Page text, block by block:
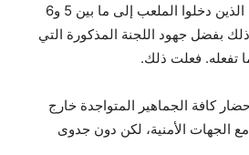
الفور. ووصل عدد الأحباب الذين دخلوا الملعب إلى ما بين 5 و6
بفضل جهود اللجنة المذكورة التي
تفعله. فعلت ذلك.
كافة الجماهير المتواجدة خارج
الجهات الأمنية، لكن دون جدوى